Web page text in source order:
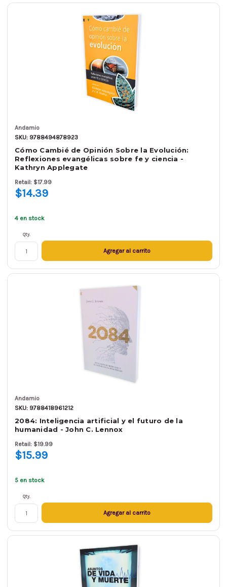
Andamio
SKU: 9788494878923
Cómo Cambié de Opinión Sobre la Evolución:
Reflexiones evangélicas sobre fe y ciencia -
Kathryn Applegate
Retail: $17.99
$14.39
4 en stock
Qty.
Agregar al carrito
Andamio
SKU: 9788418961212
2084: Inteligencia artificial y el futuro de la
humanidad - John C. Lennox
Retail: $19.99
$15.99
5 en stock
Qty.
Agregar al carrito